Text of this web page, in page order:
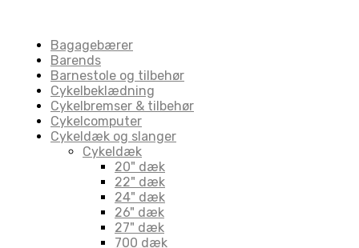
Bagagebærer
Barends
Barnestole og tilbehør
Cykelbeklædning
Cykelbremser & tilbehør
Cykelcomputer
Cykeldæk og slanger
Cykeldæk
20" dæk
22" dæk
24" dæk
26" dæk
27" dæk
700 dæk